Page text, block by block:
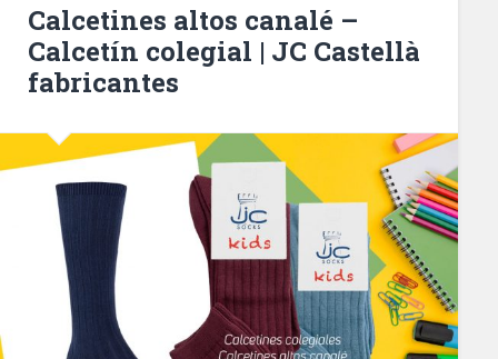
Calcetines altos canalé –
Calcetín colegial | JC Castellà
fabricantes